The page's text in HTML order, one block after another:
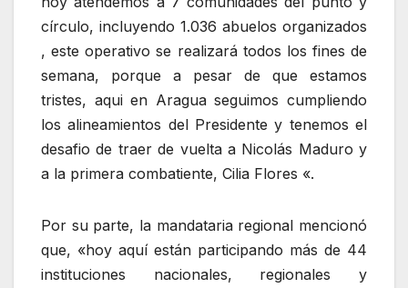
círculo, incluyendo 1.036 abuelos organizados
, este operativo se realizará todos los fines de
semana, porque a pesar de que estamos
tristes, aqui en Aragua seguimos cumpliendo
los alineamientos del Presidente y tenemos el
desafio de traer de vuelta a Nicolás Maduro y
a la primera combatiente, Cilia Flores «.
Por su parte, la mandataria regional mencionó
que, «hoy aquí están participando más de 44
instituciones nacionales, regionales y